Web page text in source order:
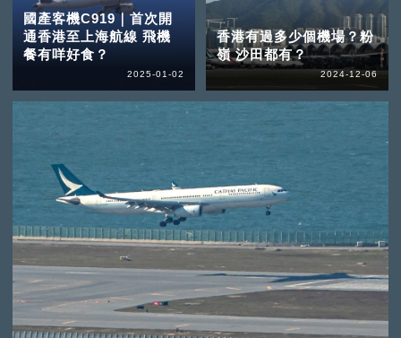
國產客機C919｜首次開
通香港至上海航線 飛機
餐有咩好食？
2025-01-02
香港有過多少個機場？粉
嶺 沙田都有？
2024-12-06